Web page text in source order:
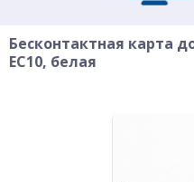
Бесконтактная карта
EC10, белая